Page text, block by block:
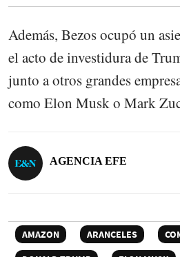
Además, Bezos ocupó un
el acto de investidura de
junto a otros grandes
como Elon Musk o Mark
AGENCIA EFE
AMAZON ARANCELES